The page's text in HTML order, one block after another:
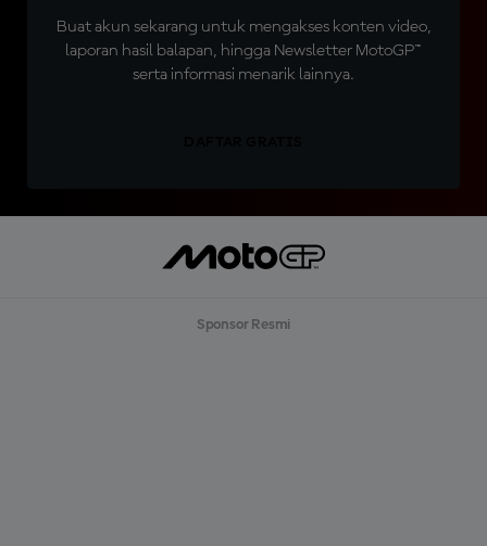
Buat akun sekarang untuk mengakses konten video,
laporan hasil balapan, hingga Newsletter MotoGP™
serta informasi menarik lainnya.
Sponsor Resmi